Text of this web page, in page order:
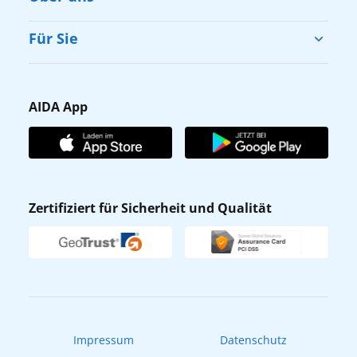
Cruise & Help
Karriere
Affiliateprogramm
Verhaltens- & Ethikkodex
Newsletter
Für Sie
Gästefragebogen
AIDA Club
AIDA App
AIDA App
Zertifiziert für Sicherheit und Qualität
Impressum
Datenschutz